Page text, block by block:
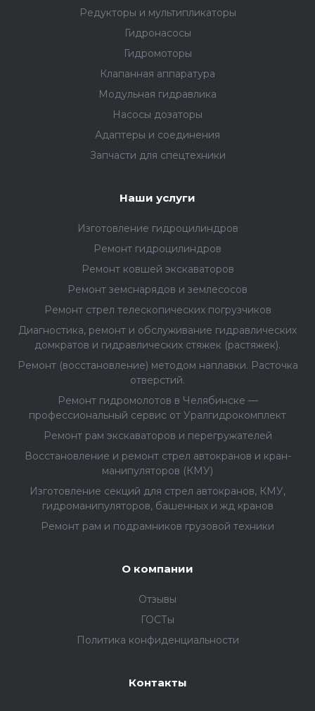
Редукторы и мультипликаторы
Гидронасосы
Гидромоторы
Клапанная аппаратура
Модульная гидравлика
Насосы дозаторы
Адаптеры и соединения
Запчасти для спецтехники
Наши услуги
Изготовление гидроцилиндров
Ремонт гидроцилиндров
Ремонт ковшей экскаваторов
Ремонт земснарядов и землесосов
Ремонт стрел телескопических погрузчиков
Диагностика, ремонт и обслуживание гидравлических
домкратов и гидравлических стяжек (растяжек).
Ремонт (восстановление) методом наплавки. Расточка
отверстий.
Ремонт гидромолотов в Челябинске —
профессиональный сервис от Уралгидрокомплект
Ремонт рам экскаваторов и перегружателей
Восстановление и ремонт стрел автокранов и кран-
манипуляторов (КМУ)
Изготовление секций для стрел автокранов, КМУ,
гидроманипуляторов, башенных и жд кранов
Ремонт рам и подрамников грузовой техники
О компании
Отзывы
ГОСТы
Политика конфиденциальности
Контакты